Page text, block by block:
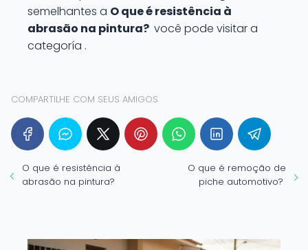
semelhantes a O que é resistência à
abrasão na pintura? você pode visitar a
categoría .
COMPARTILHE COM SEUS AMIGOS
O que é resistência à
abrasão na pintura?
O que é remoção de
piche automotivo?